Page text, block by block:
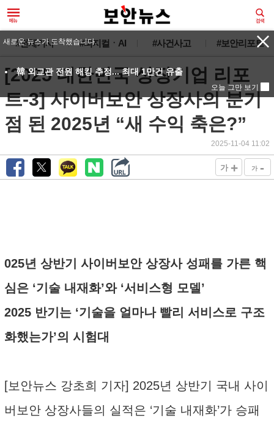
#전체기사 #피지컬ㆍAI #사건사고 #보안리포트
[2025 대한민국 상장기업 리포
트-3] 사이버보안 상장사의 분기
점 된 2025년 “새 수익 축은?”
2025-11-04 11:02
가 + 가 -
025년 상반기 사이버보안 상장사 성패를 가른 핵
심은 ‘기술 내재화’와 ‘서비스형 모델’
2025 반기는 ‘기술을 얼마나 빨리 서비스로 구조
화했는가’의 시험대
[보안뉴스 강초희 기자] 2025년 상반기 국내 사이
버보안 상장사들의 실적은 ‘기술 내재화’가 승패
새로운 뉴스가 도착했습니다.
韓 외교관 전원 해킹 추정... 최대 1만건 유출
오늘 그만 보기